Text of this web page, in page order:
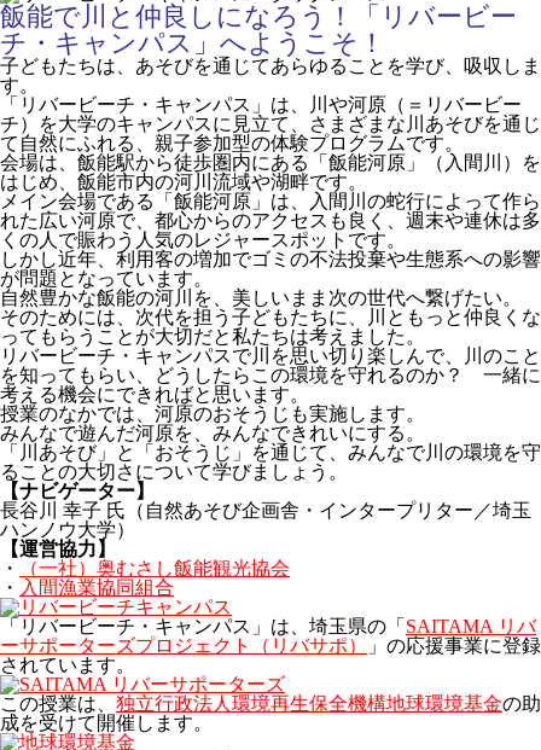
飯能で川と仲良しになろう！「リバービー
チ・キャンパス」へようこそ！
子どもたちは、あそびを通じてあらゆることを学び、吸収しま
す。
「リバービーチ・キャンパス」は、川や河原（＝リバービー
チ）を大学のキャンパスに見立て、さまざまな川あそびを通じ
て自然にふれる、親子参加型の体験プログラムです。
会場は、飯能駅から徒歩圏内にある「飯能河原」（入間川）を
はじめ、飯能市内の河川流域や湖畔です。
メイン会場である「飯能河原」は、入間川の蛇行によって作ら
れた広い河原で、都心からのアクセスも良く、週末や連休は多
くの人で賑わう人気のレジャースポットです。
しかし近年、利用客の増加でゴミの不法投棄や生態系への影響
が問題となっています。
自然豊かな飯能の河川を、美しいまま次の世代へ繋げたい。
そのためには、次代を担う子どもたちに、川ともっと仲良くな
ってもらうことが大切だと私たちは考えました。
リバービーチ・キャンパスで川を思い切り楽しんで、川のこと
を知ってもらい、どうしたらこの環境を守れるのか？ 一緒に
考える機会にできればと思います。
授業のなかでは、河原のおそうじも実施します。
みんなで遊んだ河原を、みんなできれいにする。
「川あそび」と「おそうじ」を通じて、みんなで川の環境を守
ることの大切さについて学びましょう。
【ナビゲーター】
長谷川 幸子 氏（自然あそび企画舎・インタープリター／埼玉
ハンノウ大学）
【運営協力】
・
（一社）奥むさし飯能観光協会
・ 入間漁業協同組合
「リバービーチ・キャンパス」は、埼玉県の「 SAITAMA リバ
ーサポーターズプロジェクト（リバサポ）
」の応援事業に登録
されています。
この授業は、 独立行政法人環境再生保全機構地球環境基金の助
成を受けて開催します。